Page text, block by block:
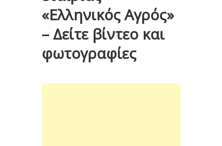
«Ελληνικός Αγρός»
– Δείτε βίντεο και
φωτογραφίες